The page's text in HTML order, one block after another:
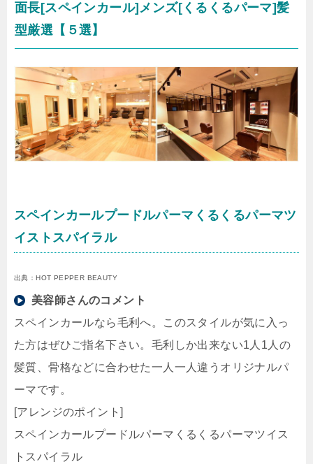
面長[スペインカール]メンズ[くるくるパーマ]髪
型厳選【５選】
スペインカールプードルパーマくるくるパーマツ
イストスパイラル
出典：HOT PEPPER BEAUTY
美容師さんのコメント
スペインカールなら毛利へ。このスタイルが気に入っ
た方はぜひご指名下さい。毛利しか出来ない1人1人の
髪質、骨格などに合わせた一人一人違うオリジナルパ
ーマです。
[アレンジのポイント]
スペインカールプードルパーマくるくるパーマツイス
トスパイラル